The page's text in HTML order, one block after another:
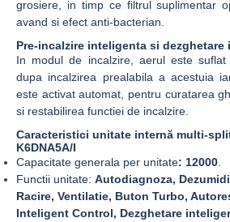
grosiere, in timp ce filtrul suplimentar
avand si efect anti-bacterian.
Pre-incalzire inteligenta si dezghetare
In modul de incalzire, aerul este
dupa incalzirea prealabila a acestuia
este activat automat, pentru curatarea
si restabilirea functiei de incalzire.
Caracteristici unitate internă multi-
K6DNA5A/I
Capacitate generala per unitate: 12000
Functii unitate: Autodiagnoza,
Racire, Ventilatie, Buton Turbo,
Inteligent Control, Dezghetare